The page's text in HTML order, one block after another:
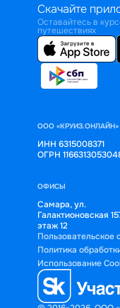
Скачайте
Оставайтесь в
путешествиях
ООО «КРУИЗ.ОНЛАЙН»
ИНН 6315008371
ОГРН
ОФИСЫ
Самара, ул.
Галактионовская
этаж 12
Пользовательское
Политика
Использование